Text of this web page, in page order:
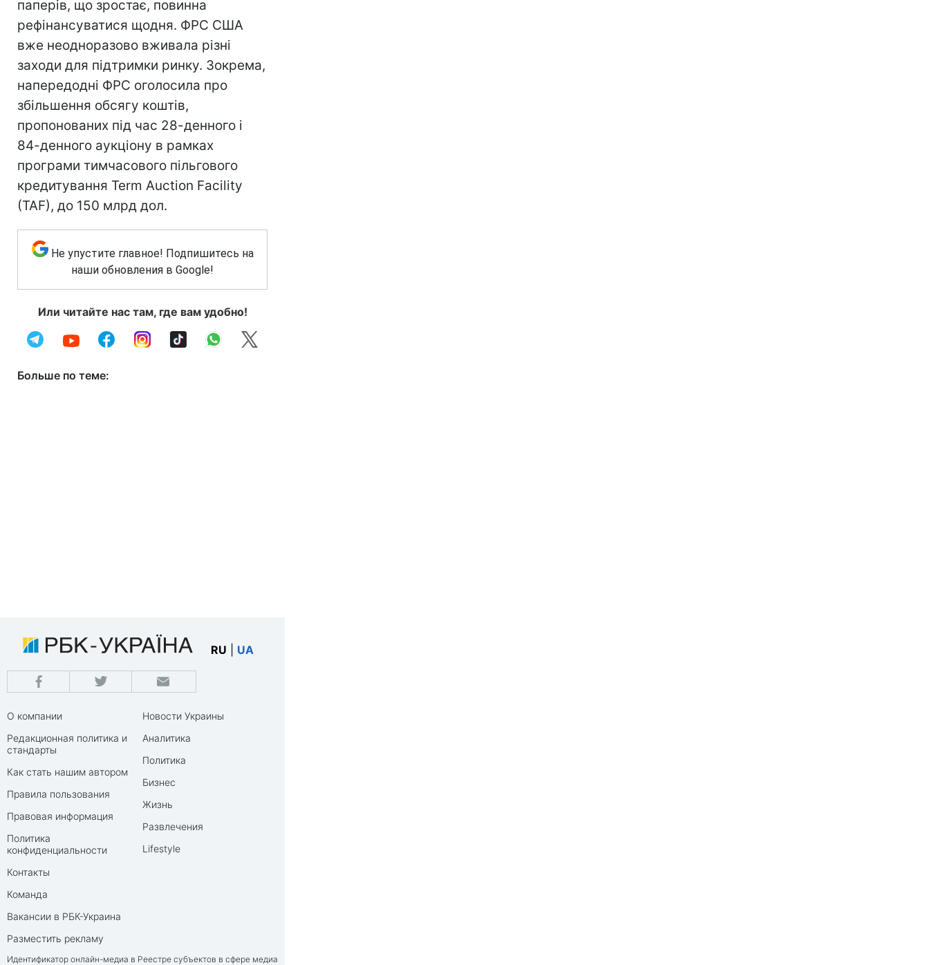
паперів, що зростає, повинна
рефінансуватися щодня. ФРС США
вже неодноразово вживала різні
заходи для підтримки ринку. Зокрема,
напередодні ФРС оголосила про
збільшення обсягу коштів,
пропонованих під час 28-денного і
84-денного аукціону в рамках
програми тимчасового пільгового
кредитування Term Auction Facility
(TAF), до 150 млрд дол.
Не упустите главное! Подпишитесь на
наши обновления в Google!
Или читайте нас там, где вам удобно!
Больше по теме:
RU UA
О компании
Редакционная политика и
стандарты
Как стать нашим автором
Правила пользования
Правовая информация
Политика
конфиденциальности
Контакты
Команда
Вакансии в РБК-Украина
Разместить рекламу
Новости Украины
Аналитика
Политика
Бизнес
Жизнь
Развлечения
Lifestyle
Идентификатор онлайн-медиа в Реестре субъектов в сфере медиа